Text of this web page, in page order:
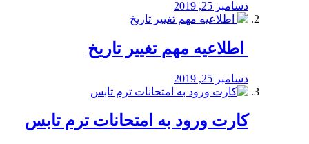
دسامبر 25, 2019
️ اطلاعیه مهم تغییر تاریخ
دسامبر 25, 2019
کارت ورود به امتحانات ترم تابس